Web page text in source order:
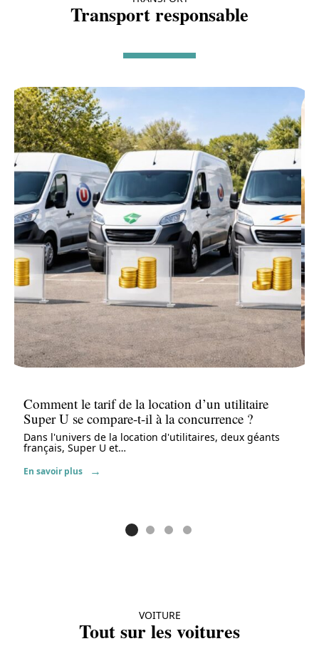
Transport responsable
Comment le tarif de la location d’un utilitaire
Super U se compare-t-il à la concurrence ?
Dans l'univers de la location d'utilitaires, deux géants
français, Super U et…
En savoir plus
VOITURE
Tout sur les voitures